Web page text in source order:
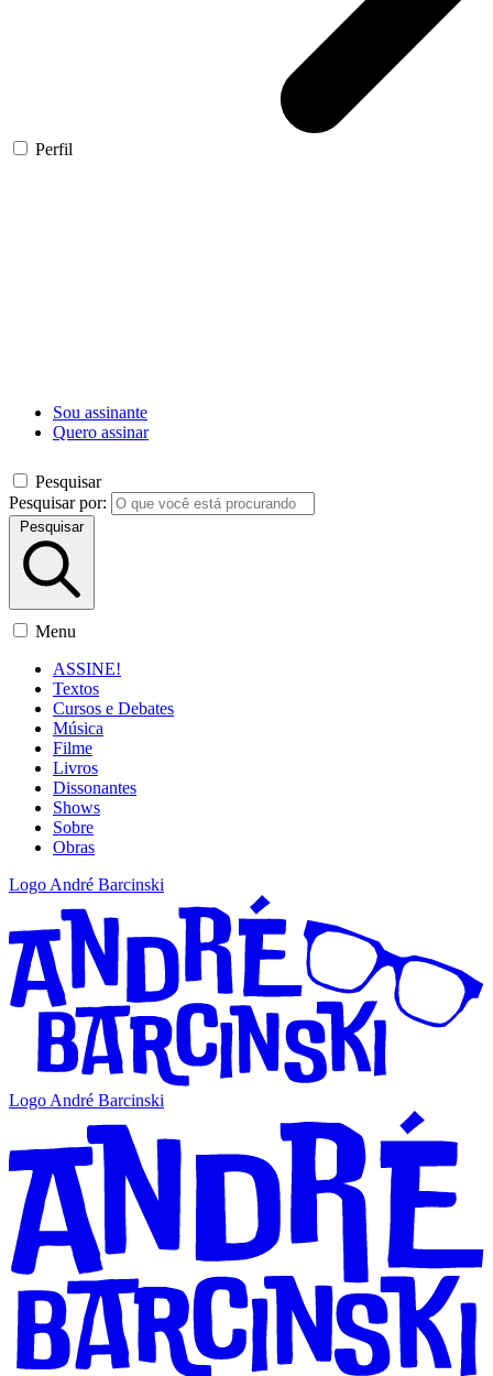
Perfil
Sou assinante
Quero assinar
Pesquisar
Pesquisar por:
Pesquisar
Menu
ASSINE!
Textos
Cursos e Debates
Música
Filme
Livros
Dissonantes
Shows
Sobre
Obras
Logo André Barcinski
Logo André Barcinski